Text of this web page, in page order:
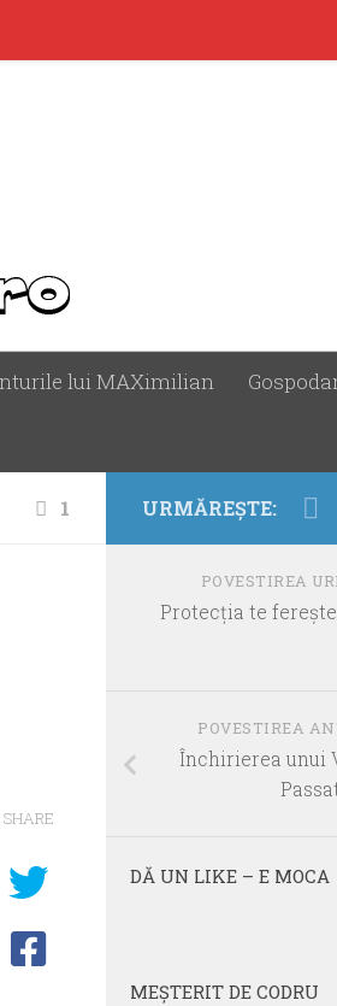
lui MAXimilian
1
SHARE
URMĂREȘTE:
POVESTIREA
Protecţia te
POVESTIREA
Închirierea unui
DĂ UN LIKE – E MOCA
MEŞTERIT DE CODRU